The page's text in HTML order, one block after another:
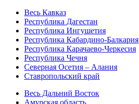
Весь Кавказ
Республика Дагестан
Республика Ингушетия
Республика Кабардино-Балкария
Республика Карачаево-Черкесия
Республика Чечня
Северная Осетия – Алания
Ставропольский край
Весь Дальний Восток
Амурская область